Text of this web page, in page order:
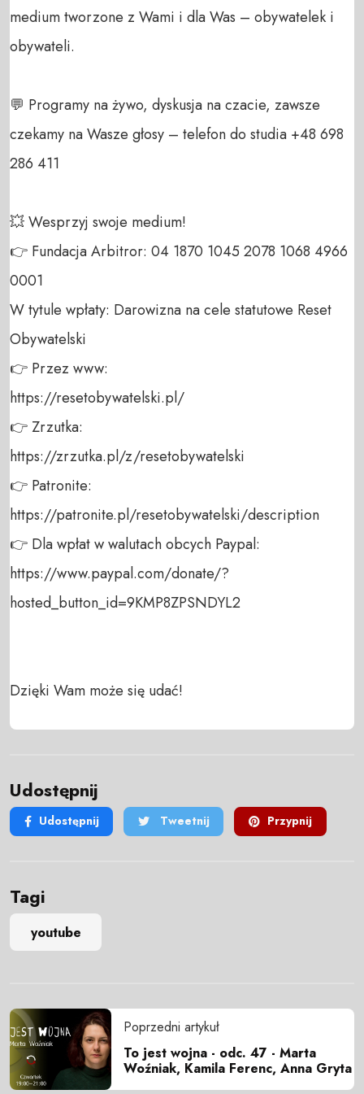
medium tworzone z Wami i dla Was – obywatelek i
obywateli.
💬 Programy na żywo, dyskusja na czacie, zawsze
czekamy na Wasze głosy – telefon do studia +48 698
286 411
💥 Wesprzyj swoje medium!
👉 Fundacja Arbitror: 04 1870 1045 2078 1068 4966
0001
W tytule wpłaty: Darowizna na cele statutowe Reset
Obywatelski
👉 Przez www:
https://resetobywatelski.pl/
👉 Zrzutka:
https://zrzutka.pl/z/resetobywatelski
👉 Patronite:
https://patronite.pl/resetobywatelski/description
👉 Dla wpłat w walutach obcych Paypal:
https://www.paypal.com/donate/?
hosted_button_id=9KMP8ZPSNDYL2
Dzięki Wam może się udać!
Udostępnij
Udostępnij Tweetnij Przypnij
Tagi
youtube
Poprzedni artykuł
To jest wojna - odc. 47 - Marta
Woźniak, Kamila Ferenc, Anna Gryta